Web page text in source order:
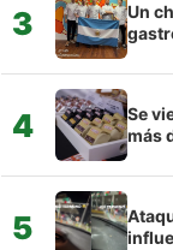
3
Un
4
Se
más
5